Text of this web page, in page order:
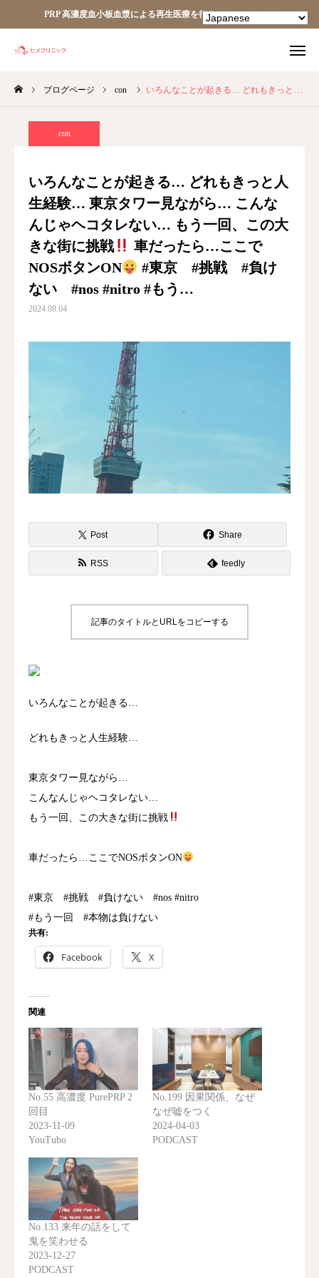
PRP 高濃度血小板血漿による再生医療を行うクリニックです
ブログページ con いろんなことが起きる… どれもきっと人生経験… 東京タワー見ながら… こんなんじゃヘコタレない… もう一回、この大きな街に挑戦
con
いろんなことが起きる… どれもきっと人
生経験… 東京タワー見ながら… こんな
んじゃヘコタレない… もう一回、この大
きな街に挑戦
車だったら…ここで
NOSボタンON
#東京 #挑戦 #負け
ない #nos #nitro #もう…
2024.08.04
Post Share
RSS feedly
記事のタイトルとURLをコピーする
いろんなことが起きる…
どれもきっと人生経験…
東京タワー見ながら…
こんなんじゃヘコタレない…
もう一回、この大きな街に挑戦
車だったら…ここでNOSボタンON
#東京 #挑戦 #負けない #nos #nitro
#もう一回 #本物は負けない
共有:
Facebook X
関連
No.55 高濃度 PurePRP 2
回目
2023-11-09
YouTubo
No.199 因果関係、なぜ
なぜ嘘をつく
2024-04-03
PODCAST
No.133 来年の話をして
鬼を笑わせる
2023-12-27
PODCAST
TEL facebook
Instagram
あなたの細胞が、あなたを治す。
ヒメクリニック
ヒメクリニック通信
ニュース
Contents
料金
診察予約
第三種再生医療